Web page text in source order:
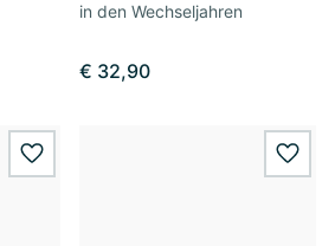
in den Wechseljahren
€ 32,90
wishlist.add